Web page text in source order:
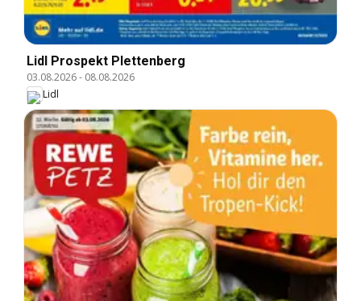
Lidl Prospekt Plettenberg
03.08.2026- 08.08.2026
Lidl